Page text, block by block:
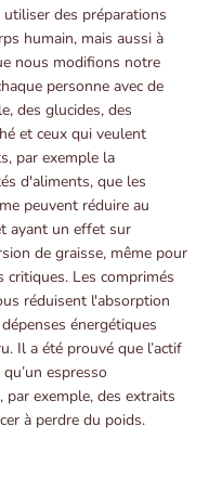
des préparations
humain, mais aussi à
nous modifions notre
personne avec de
des glucides, des
et ceux qui veulent
par exemple la
d'aliments, que les
peuvent réduire au
ayant un effet sur
de graisse, même pour
Les comprimés
réduisent l'absorption
énergétiques
Il a été prouvé que l’actif
espresso
par exemple, des extraits
à perdre du poids.